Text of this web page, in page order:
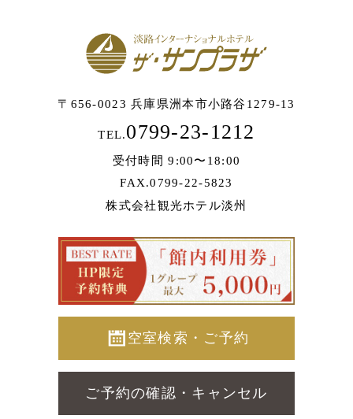
〒656-0023 兵庫県洲本市小路谷1279-13
TEL.0799-23-1212
受付時間 9:00〜18:00
FAX.0799-22-5823
株式会社観光ホテル淡州
空室検索・ご予約
ご予約の確認・キャンセル